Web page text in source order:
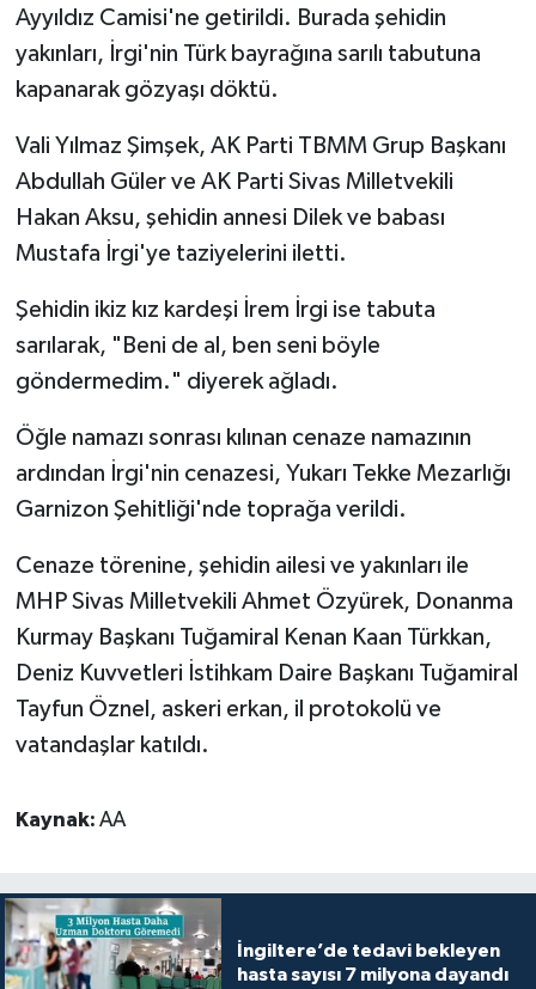
Ayyıldız Camisi'ne getirildi. Burada şehidin
yakınları, İrgi'nin Türk bayrağına sarılı tabutuna
kapanarak gözyaşı döktü.
Vali Yılmaz Şimşek, AK Parti TBMM Grup Başkanı
Abdullah Güler ve AK Parti Sivas Milletvekili
Hakan Aksu, şehidin annesi Dilek ve babası
Mustafa İrgi'ye taziyelerini iletti.
Şehidin ikiz kız kardeşi İrem İrgi ise tabuta
sarılarak, "Beni de al, ben seni böyle
göndermedim." diyerek ağladı.
Öğle namazı sonrası kılınan cenaze namazının
ardından İrgi'nin cenazesi, Yukarı Tekke Mezarlığı
Garnizon Şehitliği'nde toprağa verildi.
Cenaze törenine, şehidin ailesi ve yakınları ile
MHP Sivas Milletvekili Ahmet Özyürek, Donanma
Kurmay Başkanı Tuğamiral Kenan Kaan Türkkan,
Deniz Kuvvetleri İstihkam Daire Başkanı Tuğamiral
Tayfun Öznel, askeri erkan, il protokolü ve
vatandaşlar katıldı.
Kaynak: AA
İngiltere’de tedavi bekleyen
hasta sayısı 7 milyona dayandı